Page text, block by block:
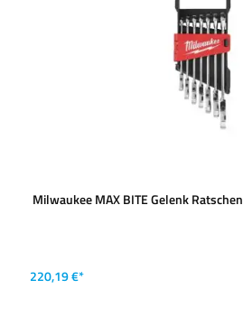
Milwaukee MAX BITE Gelenk
220,19 €*